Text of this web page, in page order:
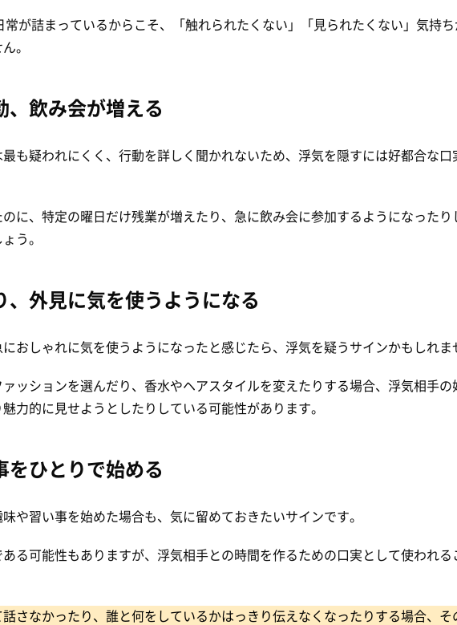
が詰まっているからこそ、「触れられたくない」「見られたくない」気持
。
、飲み会が増える
最も疑われにくく、行動を詳しく聞かれないため、浮気を隠すには好都合な口
に、特定の曜日だけ残業が増えたり、急に飲み会に参加するようになったり
う。
、外見に気を使うようになる
おしゃれに気を使うようになったと感じたら、浮気を疑うサインかもしれま
ッションを選んだり、香水やヘアスタイルを変えたりする場合、浮気相手の
力的に見せようとしたりしている可能性があります。
ひとりで始める
や習い事を始めた場合も、気に留めておきたいサインです。
る可能性もありますが、浮気相手との時間を作るための口実として使われる
さなかったり、誰と何をしているかはっきり伝えなくなったりする場合、そ